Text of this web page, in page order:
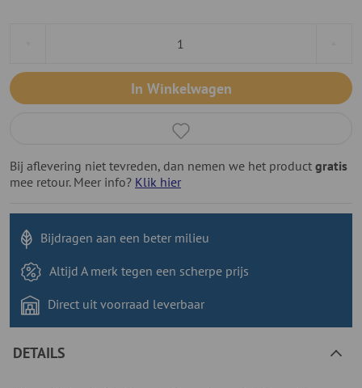
In Winkelwagen
Bij aflevering niet tevreden, dan nemen we het product gratis
mee retour. Meer info? Klik hier
Bijdragen aan een beter milieu
Altijd A merk tegen een scherpe prijs
Direct uit voorraad leverbaar
DETAILS